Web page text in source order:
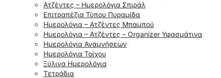
Ατζέντες – Ημερολόγια Σπιράλ
Επιτραπέζια Τύπου Πυραμίδα
Ημερολόγια – Ατζέντες Μπαμπού
Ημερολόγια – Ατζέντες – Organizer Υφασμάτινα
Ημερολόγια Αναμνήσεων
Ημερολόγια Τοίχου
Ξύλινα Ημερολόγια
Τετράδια